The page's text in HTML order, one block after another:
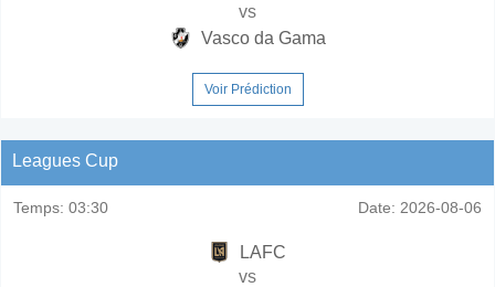
vs
Vasco da Gama
Voir Prédiction
Leagues Cup
Temps: 03:30 Date: 2026-08-06
LAFC
vs